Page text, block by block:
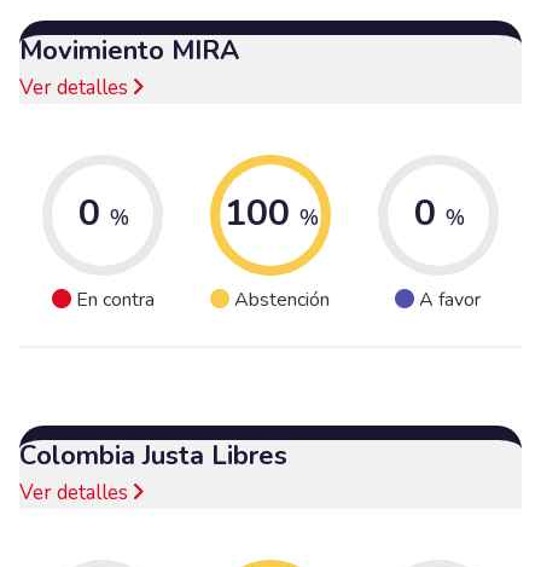
Movimiento MIRA
Ver detalles
0 %
En contra
100 %
Abstención
0 %
A favor
Colombia Justa Libres
Ver detalles